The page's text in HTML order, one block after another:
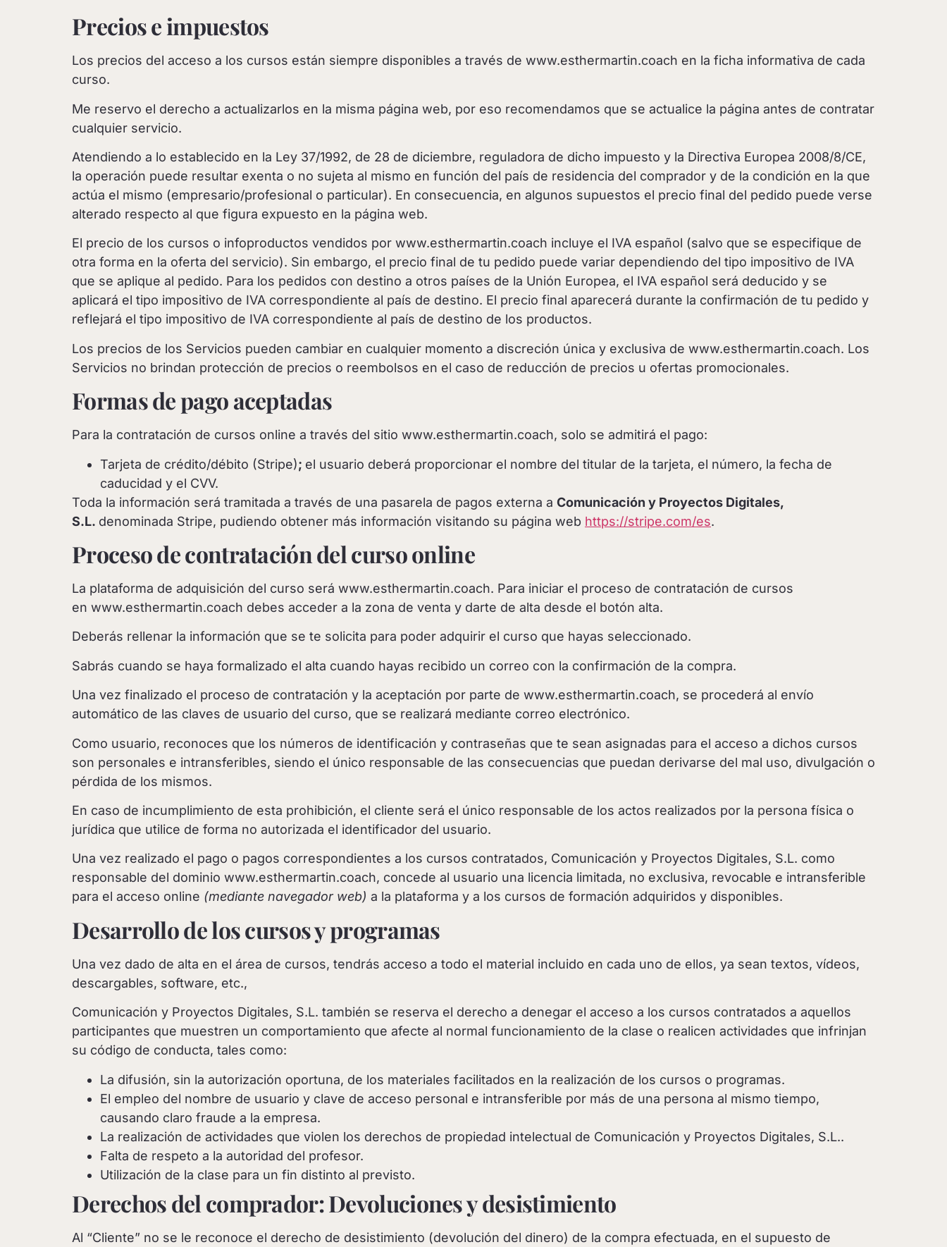
Precios e impuestos
Los precios del acceso a los cursos están siempre disponibles a través de www.esthermartin.coach en la ficha informativa de cada
curso.
Me reservo el derecho a actualizarlos en la misma página web, por eso recomendamos que se actualice la página antes de contratar
cualquier servicio.
Atendiendo a lo establecido en la Ley 37/1992, de 28 de diciembre, reguladora de dicho impuesto y la Directiva Europea 2008/8/CE,
la operación puede resultar exenta o no sujeta al mismo en función del país de residencia del comprador y de la condición en la que
actúa el mismo (empresario/profesional o particular). En consecuencia, en algunos supuestos el precio final del pedido puede verse
alterado respecto al que figura expuesto en la página web.
El precio de los cursos o infoproductos vendidos por www.esthermartin.coach incluye el IVA español (salvo que se especifique de
otra forma en la oferta del servicio). Sin embargo, el precio final de tu pedido puede variar dependiendo del tipo impositivo de IVA
que se aplique al pedido. Para los pedidos con destino a otros países de la Unión Europea, el IVA español será deducido y se
aplicará el tipo impositivo de IVA correspondiente al país de destino. El precio final aparecerá durante la confirmación de tu pedido y
reflejará el tipo impositivo de IVA correspondiente al país de destino de los productos.
Los precios de los Servicios pueden cambiar en cualquier momento a discreción única y exclusiva de www.esthermartin.coach. Los
Servicios no brindan protección de precios o reembolsos en el caso de reducción de precios u ofertas promocionales.
Formas de pago aceptadas
Para la contratación de cursos online a través del sitio www.esthermartin.coach, solo se admitirá el pago:
Tarjeta de crédito/débito (Stripe); el usuario deberá proporcionar el nombre del titular de la tarjeta, el número, la fecha de
caducidad y el CVV.
Toda la información será tramitada a través de una pasarela de pagos externa a Comunicación y Proyectos Digitales,
S.L. denominada Stripe, pudiendo obtener más información visitando su página web https://stripe.com/es.
Proceso de contratación del curso online
La plataforma de adquisición del curso será www.esthermartin.coach. Para iniciar el proceso de contratación de cursos
en www.esthermartin.coach debes acceder a la zona de venta y darte de alta desde el botón alta.
Deberás rellenar la información que se te solicita para poder adquirir el curso que hayas seleccionado.
Sabrás cuando se haya formalizado el alta cuando hayas recibido un correo con la confirmación de la compra.
Una vez finalizado el proceso de contratación y la aceptación por parte de www.esthermartin.coach, se procederá al envío
automático de las claves de usuario del curso, que se realizará mediante correo electrónico.
Como usuario, reconoces que los números de identificación y contraseñas que te sean asignadas para el acceso a dichos cursos
son personales e intransferibles, siendo el único responsable de las consecuencias que puedan derivarse del mal uso, divulgación o
pérdida de los mismos.
En caso de incumplimiento de esta prohibición, el cliente será el único responsable de los actos realizados por la persona física o
jurídica que utilice de forma no autorizada el identificador del usuario.
Una vez realizado el pago o pagos correspondientes a los cursos contratados, Comunicación y Proyectos Digitales, S.L. como
responsable del dominio www.esthermartin.coach, concede al usuario una licencia limitada, no exclusiva, revocable e intransferible
para el acceso online (mediante navegador web) a la plataforma y a los cursos de formación adquiridos y disponibles.
Desarrollo de los cursos y programas
Una vez dado de alta en el área de cursos, tendrás acceso a todo el material incluido en cada uno de ellos, ya sean textos, vídeos,
descargables, software, etc.,
Comunicación y Proyectos Digitales, S.L. también se reserva el derecho a denegar el acceso a los cursos contratados a aquellos
participantes que muestren un comportamiento que afecte al normal funcionamiento de la clase o realicen actividades que infrinjan
su código de conducta, tales como:
La difusión, sin la autorización oportuna, de los materiales facilitados en la realización de los cursos o programas.
El empleo del nombre de usuario y clave de acceso personal e intransferible por más de una persona al mismo tiempo,
causando claro fraude a la empresa.
La realización de actividades que violen los derechos de propiedad intelectual de Comunicación y Proyectos Digitales, S.L..
Falta de respeto a la autoridad del profesor.
Utilización de la clase para un fin distinto al previsto.
Derechos del comprador: Devoluciones y desistimiento
Al “Cliente” no se le reconoce el derecho de desistimiento (devolución del dinero) de la compra efectuada, en el supuesto de